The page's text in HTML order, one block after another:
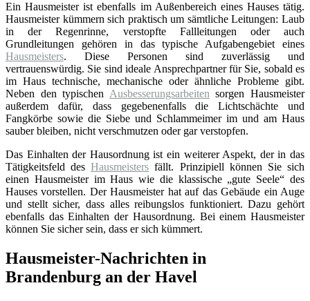
Ein Hausmeister ist ebenfalls im Außenbereich eines Hauses tätig.
Hausmeister kümmern sich praktisch um sämtliche Leitungen: Laub
in der Regenrinne, verstopfte Fallleitungen oder auch
Grundleitungen gehören in das typische Aufgabengebiet eines
Hausmeisters. Diese Personen sind zuverlässig und
vertrauenswürdig. Sie sind ideale Ansprechpartner für Sie, sobald es
im Haus technische, mechanische oder ähnliche Probleme gibt.
Neben den typischen Ausbesserungsarbeiten sorgen Hausmeister
außerdem dafür, dass gegebenenfalls die Lichtschächte und
Fangkörbe sowie die Siebe und Schlammeimer im und am Haus
sauber bleiben, nicht verschmutzen oder gar verstopfen.
Das Einhalten der Hausordnung ist ein weiterer Aspekt, der in das
Tätigkeitsfeld desHausmeisters fällt. Prinzipiell können Sie sich
einen Hausmeister im Haus wie die klassische „gute Seele“ des
Hauses vorstellen. Der Hausmeister hat auf das Gebäude ein Auge
und stellt sicher, dass alles reibungslos funktioniert. Dazu gehört
ebenfalls das Einhalten der Hausordnung. Bei einem Hausmeister
können Sie sicher sein, dass er sich kümmert.
Hausmeister-Nachrichten in
Brandenburg an der Havel